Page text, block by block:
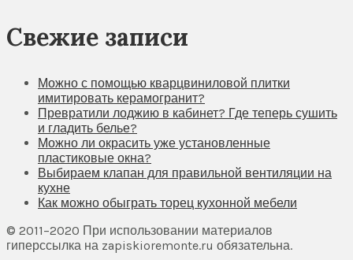
Свежие записи
Можно с помощью кварцвиниловой плитки
имитировать керамогранит?
Превратили лоджию в кабинет? Где теперь сушить
и гладить белье?
Можно ли окрасить уже установленные
пластиковые окна?
Выбираем клапан для правильной вентиляции на
кухне
Как можно обыграть торец кухонной мебели
© 2011–2020 При использовании материалов
гиперссылка на zapiskioremonte.ru обязательна.